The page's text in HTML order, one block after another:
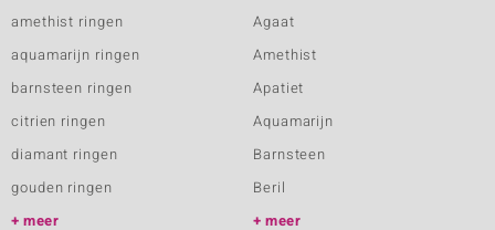
amethist ringen
aquamarijn ringen
barnsteen ringen
citrien ringen
diamant ringen
gouden ringen
meer
Agaat
Amethist
Apatiet
Aquamarijn
Barnsteen
Beril
meer